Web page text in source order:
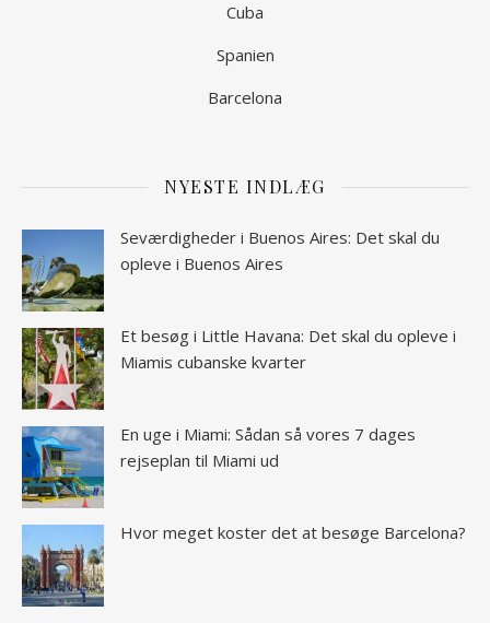
Cuba
Spanien
Barcelona
NYESTE INDLÆG
Seværdigheder i Buenos Aires: Det skal du
opleve i Buenos Aires
Et besøg i Little Havana: Det skal du opleve i
Miamis cubanske kvarter
En uge i Miami: Sådan så vores 7 dages
rejseplan til Miami ud
Hvor meget koster det at besøge Barcelona?